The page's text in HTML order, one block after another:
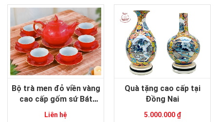
Bộ trà men đỏ viền vàng
cao cấp gốm sứ Bát
Liên hệ
Quà tặng cao cấp tại
Đồng Nai
5.000.000 ₫